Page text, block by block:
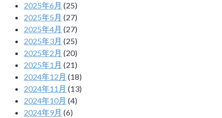
2025年6月 (25)
2025年5月 (27)
2025年4月 (27)
2025年3月 (25)
2025年2月 (20)
2025年1月 (21)
2024年12月 (18)
2024年11月 (13)
2024年10月 (4)
2024年9月 (6)